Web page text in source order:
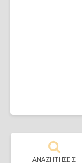
ΑΝΑΖΗΤΗΣΕΙΣ